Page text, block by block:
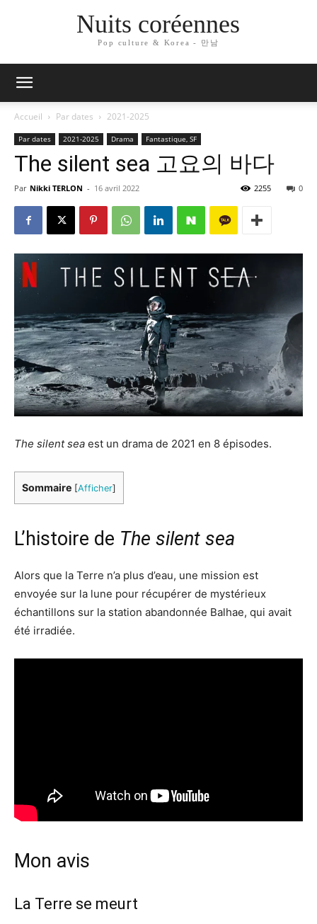
Nuits coréennes
Pop culture & Korea - 만남
Accueil Par dates 2021-2025
Par dates 2021-2025 Drama Fantastique, SF
The silent sea 고요의 바다
Par Nikki TERLON - 16 avril 2022 0
2255
The silent sea est un drama de 2021 en 8 épisodes.
Sommaire [Afficher]
L’histoire de The silent sea
Alors que la Terre n’a plus d’eau, une mission est
envoyée sur la lune pour récupérer de mystérieux
échantillons sur la station abandonnée Balhae, qui avait
été irradiée.
Mon avis
La Terre se meurt